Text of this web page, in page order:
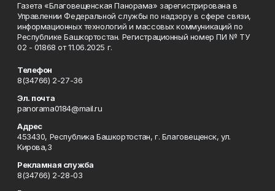
Газета «Благовещенская Панорама» зарегистрирована в
Управлении Федеральной службы по надзору в сфере связи,
информационных технологий и массовых коммуникаций по
Республике Башкортостан. Регистрационный номер ПИ № ТУ
02 - 01868 от 11.06.2025 г.
Телефон
8(34766) 2-27-36
Эл. почта
panorama0184@mail.ru
Адрес
453430, Республика Башкортостан, г. Благовещенск, ул.
Кирова,3
Рекламная служба
8(34766) 2-28-03